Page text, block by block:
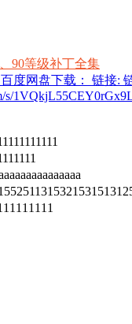
90等级补丁全集
度网盘下载： 链接:
s/